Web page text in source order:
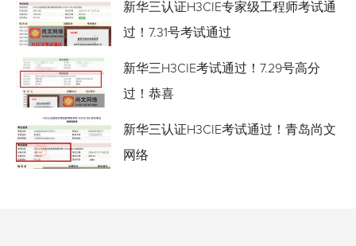
新华三认证H3CIE专家级工程师考试通
过！7.31号考试通过
新华三H3CIE考试通过！7.29号高分
过！恭喜
新华三认证H3CIE考试通过！青岛尚文
网络